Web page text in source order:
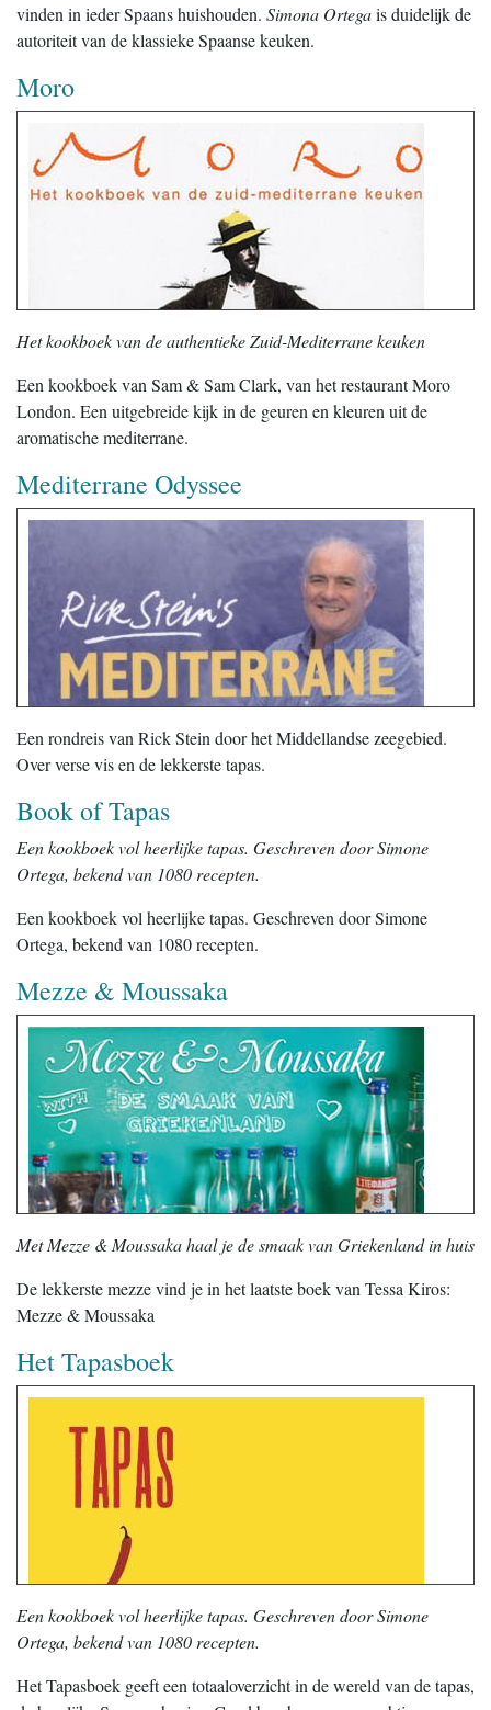
vinden in ieder Spaans huishouden. Simona Ortegais duidelijk de
autoriteit van de klassieke Spaanse keuken.
Moro
Het kookboek van de authentieke Zuid-Mediterrane keuken
Een kookboek van Sam & Sam Clark, van het restaurant Moro
London. Een uitgebreide kijk in de geuren en kleuren uit de
aromatische mediterrane.
Mediterrane Odyssee
Een rondreis van Rick Stein door het Middellandse zeegebied.
Over verse vis en de lekkerste tapas.
Book of Tapas
Een kookboek vol heerlijke tapas. Geschreven door Simone
Ortega, bekend van 1080 recepten.
Een kookboek vol heerlijke tapas. Geschreven door Simone
Ortega, bekend van 1080 recepten.
Mezze & Moussaka
Met Mezze & Moussaka haal je de smaak van Griekenland in huis
De lekkerste mezze vind je in het laatste boek van Tessa Kiros:
Mezze & Moussaka
Het Tapasboek
Een kookboek vol heerlijke tapas. Geschreven door Simone
Ortega, bekend van 1080 recepten.
Het Tapasboek geeft een totaaloverzicht in de wereld van de tapas,